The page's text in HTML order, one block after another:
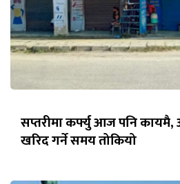
सप्तरीमा कर्फ्यु आज पनि कायमै,
खरिद गर्ने समय तोकियो